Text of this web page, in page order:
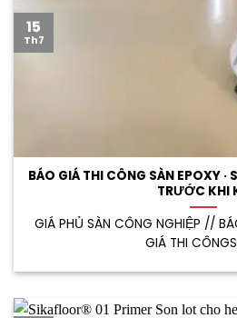
BÁO GIÁ THI CÔNG SÀN EPOXY ·
TRƯỚC KHI
GIÁ PHỦ SÀN CÔNG NGHIỆP //
GIÁ THI
15
Th7